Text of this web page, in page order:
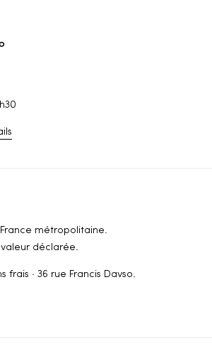
métropolitaine.
valeur déclarée.
frais · 36 rue Francis Davso.